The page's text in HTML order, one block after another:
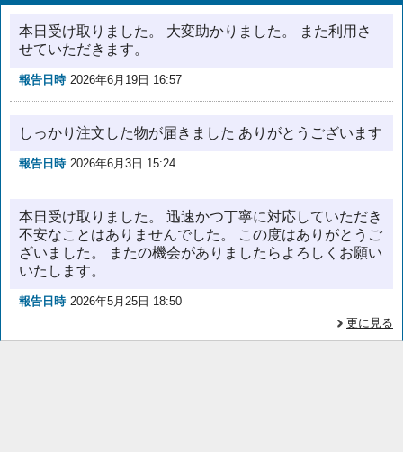
本日受け取りました。 大変助かりました。 また利用さ
せていただきます。
報告日時 2026年6月19日 16:57
しっかり注文した物が届きました ありがとうございます
報告日時 2026年6月3日 15:24
本日受け取りました。 迅速かつ丁寧に対応していただき
不安なことはありませんでした。 この度はありがとうご
ざいました。 またの機会がありましたらよろしくお願い
いたします。
報告日時 2026年5月25日 18:50
更に見る